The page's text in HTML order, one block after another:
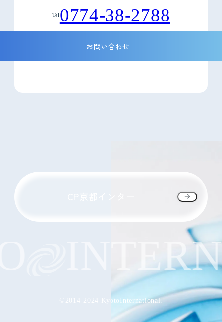
Tel0774-38-2788
お問い合わせ
©2014-2024 KyotoInternational.